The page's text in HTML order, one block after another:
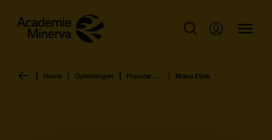
Home Opleidingen Popular Culture Maha Eljak